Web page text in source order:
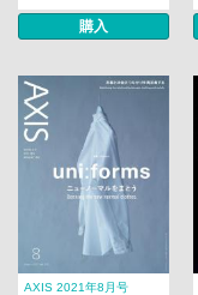
購入
AXIS 2021年8月号